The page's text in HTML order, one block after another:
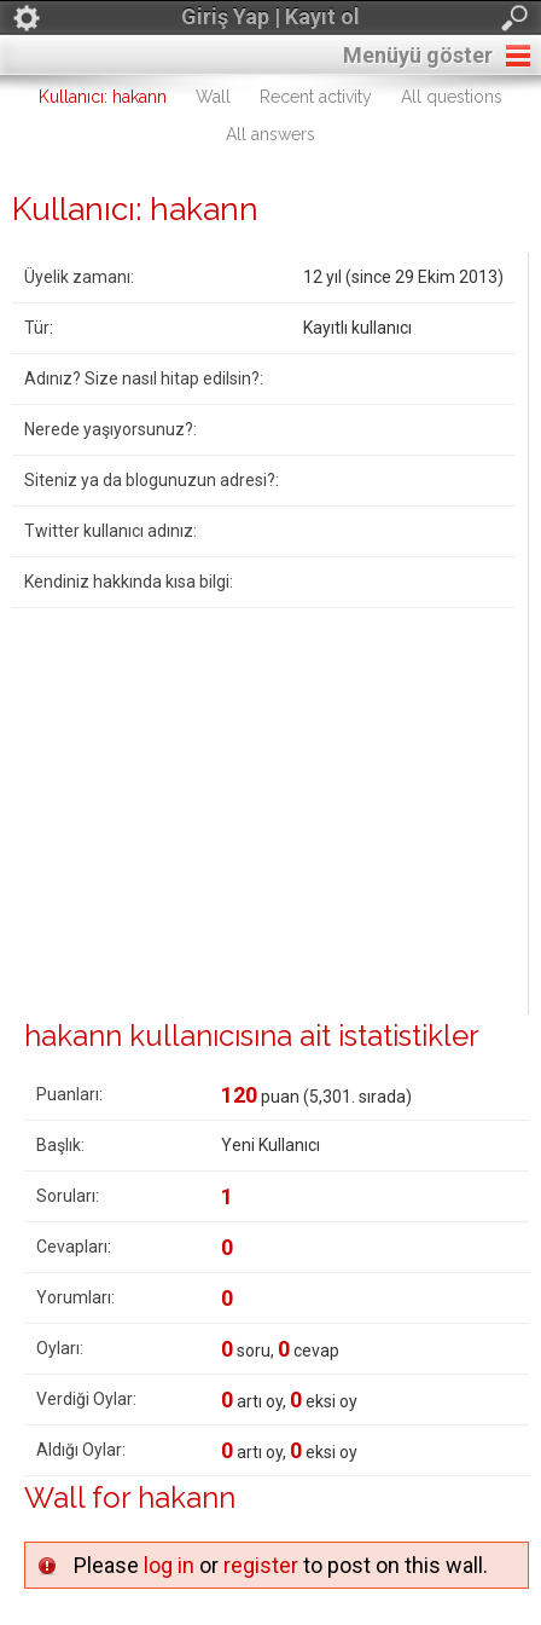
Giriş Yap | Kayıt ol
Menüyü göster
Kullanıcı: hakann Wall Recent activity
All questions
All answers
Kullanıcı: hakann
Üyelik zamanı: 12 yıl (since 29 Ekim 2013)
Tür: Kayıtlı kullanıcı
Adınız? Size nasıl hitap edilsin?:
Nerede yaşıyorsunuz?:
Siteniz ya da blogunuzun adresi?:
Twitter kullanıcı adınız:
Kendiniz hakkında kısa bilgi:
hakann kullanıcısına ait istatistikler
Puanları: 120puan (5,301 . sırada)
Başlık: Yeni Kullanıcı
Soruları: 1
Cevapları: 0
Yorumları: 0
Oyları: 0soru, 0cevap
Verdiği Oylar: 0artı oy, 0eksi oy
Aldığı Oylar: 0artı oy, 0eksi oy
Wall for hakann
Please log in or registerto post on this wall.